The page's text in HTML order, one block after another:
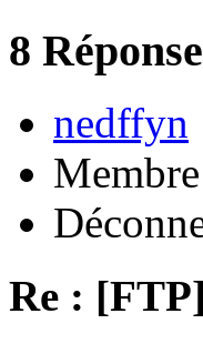
8
nedffyn
Membre
Re :